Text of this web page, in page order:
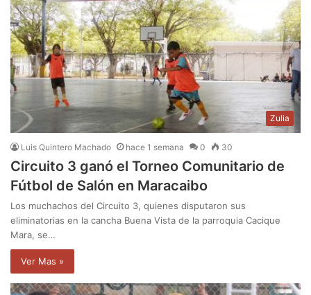
Zulia
Luis Quintero Machado hace 1 semana 0 30
Circuito 3 ganó el Torneo Comunitario de
Fútbol de Salón en Maracaibo
Los muchachos del Circuito 3, quienes disputaron sus
eliminatorias en la cancha Buena Vista de la parroquia Cacique
Mara, se…
Ver Mas »